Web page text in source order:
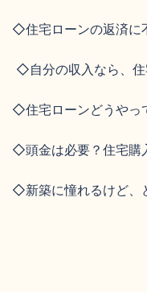
◇住宅ローンの返済に
◇自分の収入なら、住
◇住宅ローンどうやっ
◇頭金は必要？住宅購
◇新築に憧れるけど、